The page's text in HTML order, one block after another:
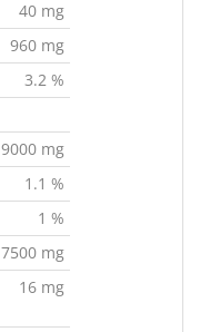
40 mg
960 mg
3.2 %
9000 mg
1.1 %
1 %
7500 mg
16 mg